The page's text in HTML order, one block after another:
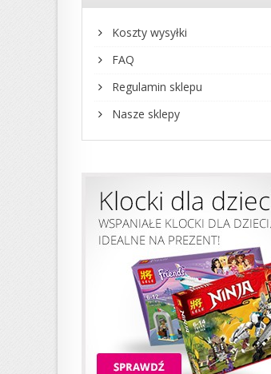
Koszty wysyłki
FAQ
Regulamin sklepu
Nasze sklepy